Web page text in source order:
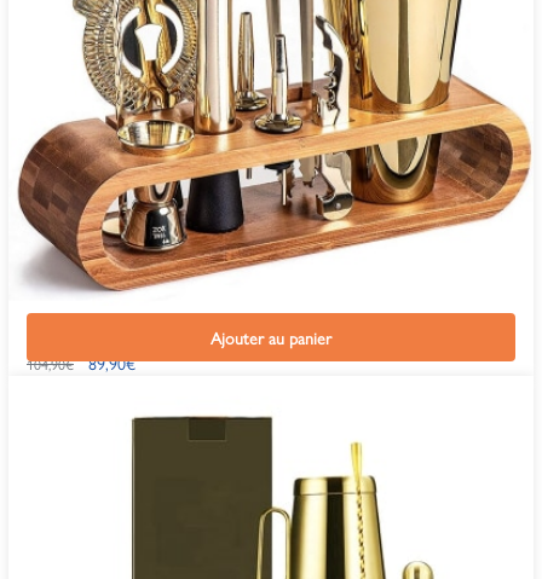
Kit Cocktail Continental Shaker Or
104,90€ 89,90€
Ajouter au panier